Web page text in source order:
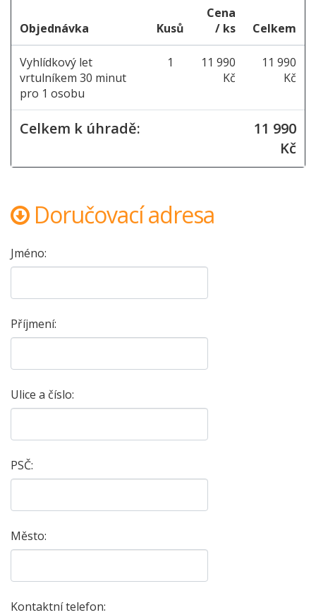
Objednávka Kusů
Cena
/ ks
Celkem
Vyhlídkový let
vrtulníkem 30 minut
pro 1 osobu
1
11 990
Kč
11 990
Kč
Celkem k úhradě:
11 990
Kč
Doručovací adresa
Jméno:
Příjmení:
Ulice a číslo:
PSČ:
Město:
Kontaktní telefon: